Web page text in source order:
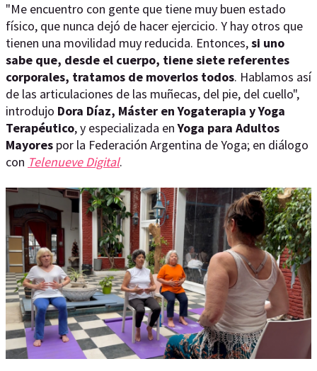
"Me encuentro con gente que tiene muy buen estado
físico, que nunca dejó de hacer ejercicio. Y hay otros que
tienen una movilidad muy reducida. Entonces,si uno
sabe que, desde el cuerpo, tiene siete referentes
corporales, tratamos de moverlos todos. Hablamos así
de las articulaciones de las muñecas, del pie, del cuello",
introdujo Dora Díaz, Máster en Yogaterapia y Yoga
Terapéutico, y especializada enYoga para Adultos
Mayores por la Federación Argentina de Yoga; en diálogo
con Telenueve Digital.